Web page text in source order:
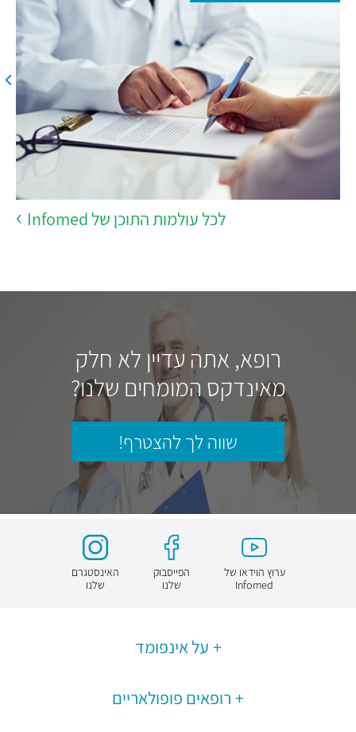
לכל עולמות התוכן של Infomed
רופא, אתה עדיין לא חלק
מאינדקס המומחים שלנו?
שווה לך להצטרף!
ערוץ הוידאו של
Infomed
הפייסבוק
שלנו
האינסטגרם
שלנו
על אינפומד
רופאים פופולאריים